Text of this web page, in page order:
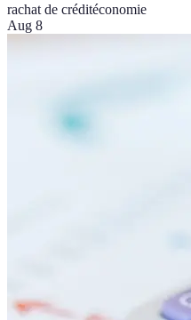
rachat de créditéconomie
Aug 8